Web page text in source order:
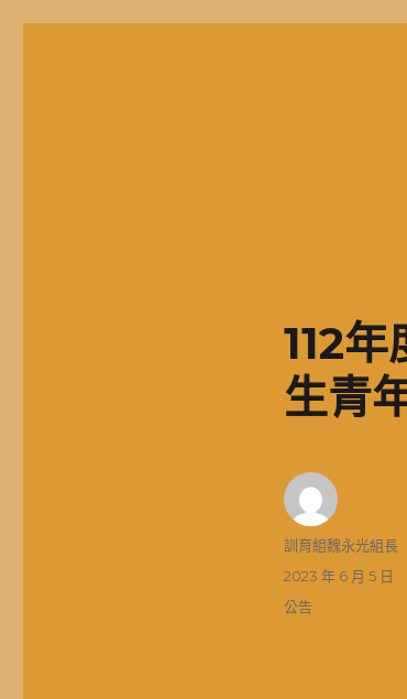
112
生青
作
訓育組魏永光組長
發
佈
2023 年 6 月 5 日
分
公告